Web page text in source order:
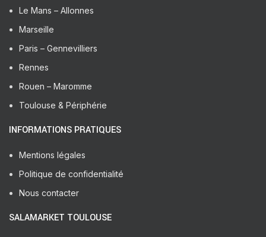
Le Mans – Allonnes
Marseille
Paris – Gennevilliers
Rennes
Rouen – Maromme
Toulouse & Périphérie
INFORMATIONS PRATIQUES
Mentions légales
Politique de confidentialité
Nous contacter
SALAMARKET TOULOUSE